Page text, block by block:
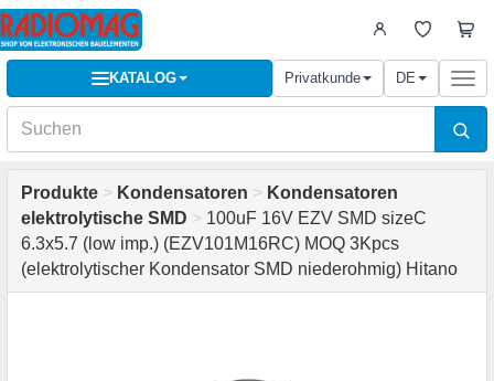
KATALOG Privatkunde DE
Produkte > Kondensatoren > Kondensatoren
elektrolytische SMD > 100uF 16V EZV SMD sizeC
6.3x5.7 (low imp.) (EZV101M16RC) MOQ 3Kpcs
(elektrolytischer Kondensator SMD niederohmig) Hitano